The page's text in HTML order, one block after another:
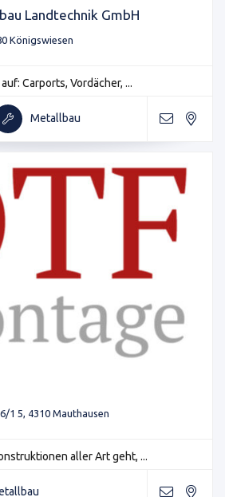
Landtechnik GmbH
Königswiesen
Carports, Vordächer, ...
Metallbau
1 5, 4310 Mauthausen
aller Art geht, ...